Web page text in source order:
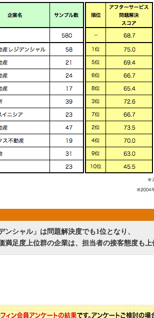
ンシャル」は問題解決度でも1位となり、
満足度上位群の企業は、担当者の接客態度も